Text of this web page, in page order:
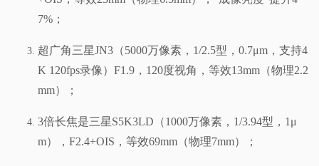
7%；
超广角三星JN3（5000万像素，1/2.5型，0.7μm，支持4
K 120fps录像）F1.9，120度视角，等效13mm（物理2.2
mm）；
3倍长焦是三星S5K3LD（1000万像素，1/3.94型，1μ
m），F2.4+OIS，等效69mm（物理7mm）；